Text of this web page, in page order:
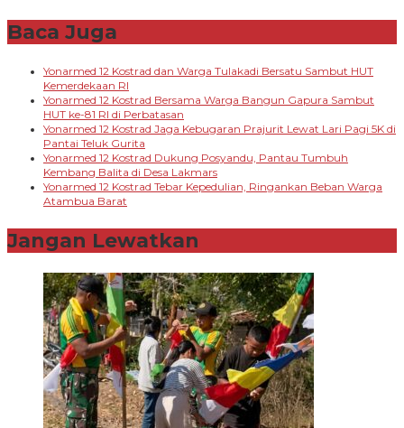
Baca Juga
Yonarmed 12 Kostrad dan Warga Tulakadi Bersatu Sambut HUT
Kemerdekaan RI
Yonarmed 12 Kostrad Bersama Warga Bangun Gapura Sambut
HUT ke-81 RI di Perbatasan
Yonarmed 12 Kostrad Jaga Kebugaran Prajurit Lewat Lari Pagi 5K di
Pantai Teluk Gurita
Yonarmed 12 Kostrad Dukung Posyandu, Pantau Tumbuh
Kembang Balita di Desa Lakmars
Yonarmed 12 Kostrad Tebar Kepedulian, Ringankan Beban Warga
Atambua Barat
Jangan Lewatkan